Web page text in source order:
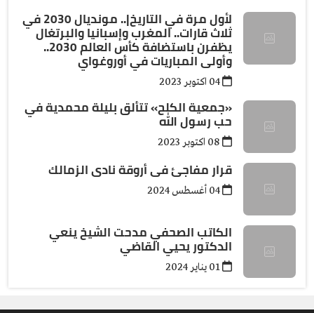
لأول مرة في التاريخ|.. مونديال 2030 في
ثلاث قارات.. المغرب وإسبانيا والبرتغال
يظفرن باستضافة كأس العالم 2030..
وأولى المباريات في أوروغواي
«جمعية الكلح» تتألق بليلة محمدية في
حب رسول الله
قرار مفاجئ فى أروقة نادى الزمالك
الكاتب الصحفي مدحت الشيخ ينعي
الدكتور يحيي القاضي